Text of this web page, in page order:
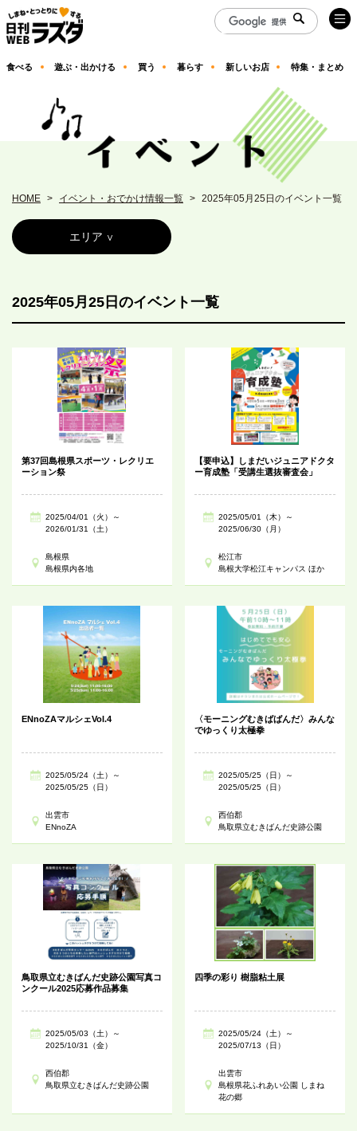
食べる 遊ぶ・出かける 買う 暮らす 新しいお店 特集・まとめ
HOME イベント・おでかけ情報一覧 2025年05月25日のイベント一覧
エリア
2025年05月25日のイベント一覧
第37回島根県スポーツ・レクリエ
ーション祭
2025/04/01（火）～
2026/01/31（土）
島根県
島根県内各地
【要申込】しまだいジュニアドクタ
ー育成塾「受講生選抜審査会」
2025/05/01（木）～
2025/06/30（月）
松江市
島根大学松江キャンパス ほか
ENnoZAマルシェVol.4
2025/05/24（土）～
2025/05/25（日）
出雲市
ENnoZA
〈モーニングむきばばんだ〉みんな
でゆっくり太極拳
2025/05/25（日）～
2025/05/25（日）
西伯郡
鳥取県立むきばんだ史跡公園
鳥取県立むきばんだ史跡公園写真コ
ンクール2025応募作品募集
2025/05/03（土）～
2025/10/31（金）
西伯郡
鳥取県立むきばんだ史跡公園
四季の彩り 樹脂粘土展
2025/05/24（土）～
2025/07/13（日）
出雲市
島根県花ふれあい公園 しまね
花の郷